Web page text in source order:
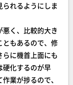
れるようにしま
く、比較的大き
ともあるので、修
に機首上面にも
硬化するのが早
業が捗るので、